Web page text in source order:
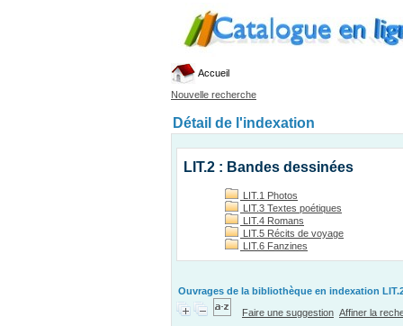
Accueil
Nouvelle recherche
Détail de l'indexation
LIT.2 : Bandes dessinées
LIT.1 Photos
LIT.3 Textes poétiques
LIT.4 Romans
LIT.5 Récits de voyage
LIT.6 Fanzines
Ouvrages de la bibliothèque en indexation
Faire une suggestion Affiner la